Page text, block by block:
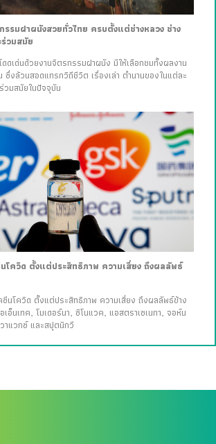
รมฝาผนังสวยทั่วไทย ครบตั้งแต่ช่างหลวง ช่าง
วมสมัย
ดเด่นด้วยงานจิตรกรรมฝาผนัง มีให้เลือกชมทั้งผลงาน
ซึ่งล้วนสอดแทรกวิถีชีวิต เรื่องเล่า ตำนานของในแต่ละ
วมสมัยในปัจจุบัน
โควิด ตั้งแต่ประสิทธิภาพ ความเสี่ยง ถึงผลลัพธ์
ซีนโควิด ตั้งแต่ประสิทธิภาพ ความเสี่ยง ถึงผลลัพธ์ข้าง
เอ็นเทค, โมเดอร์นา, ซิโนแวค, แอสตราเซเนกา, จอห์น
าแวกซ์ และสปุตนิกวี